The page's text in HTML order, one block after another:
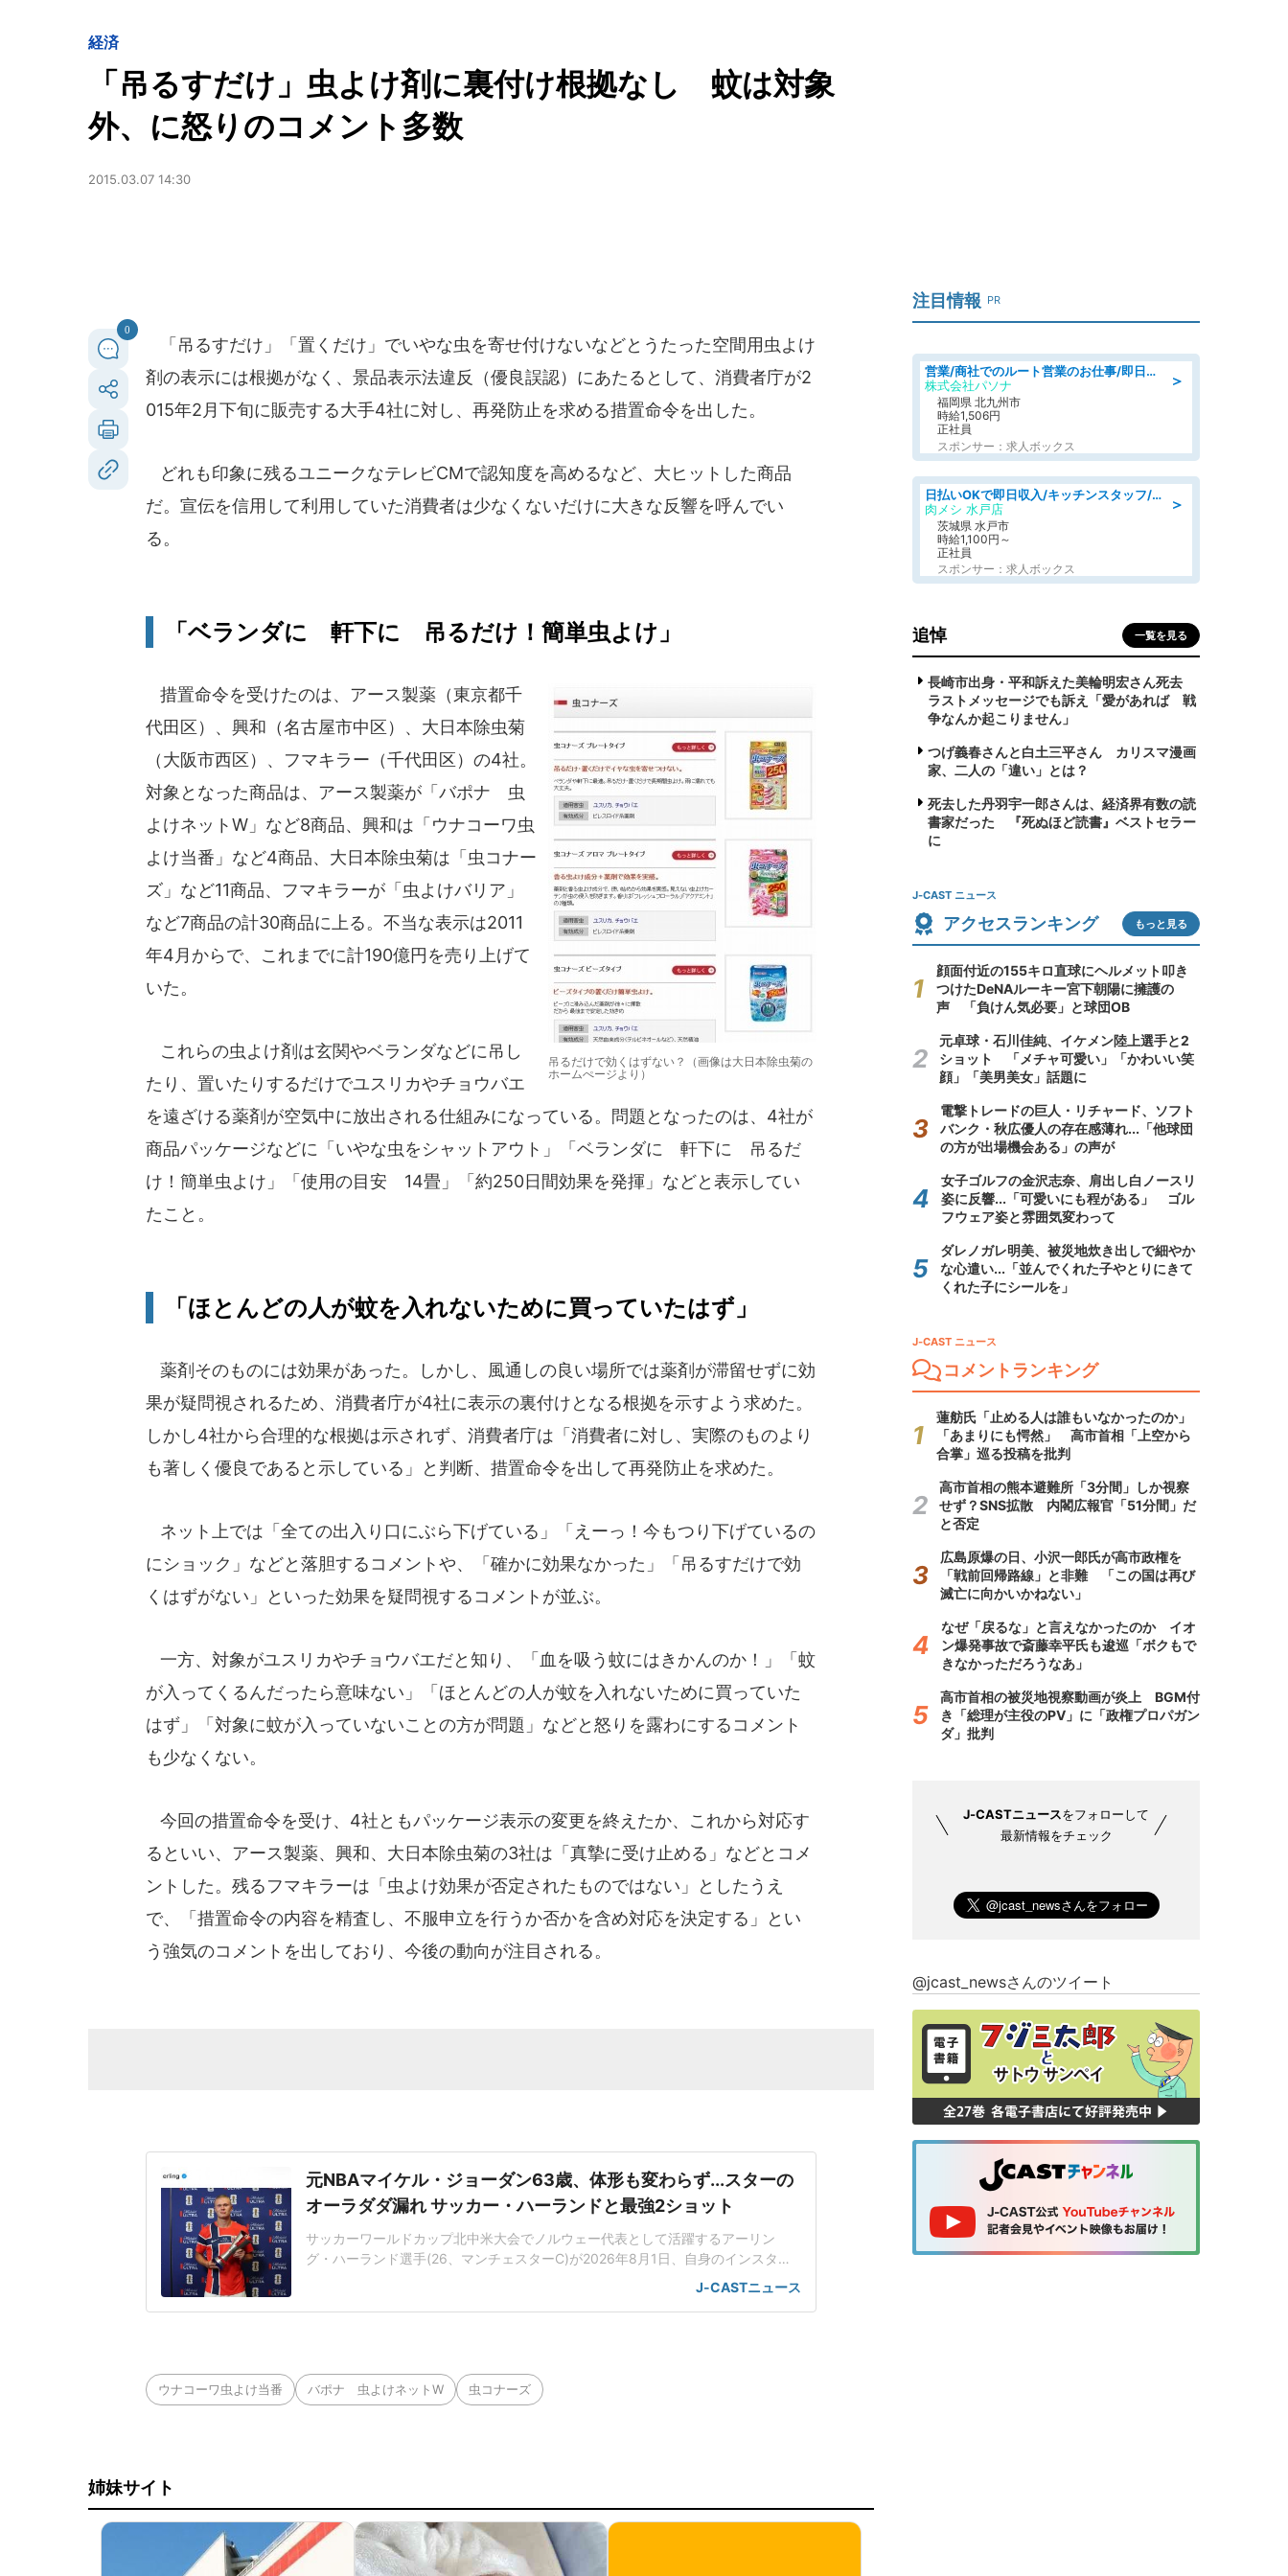
経済
「吊るすだけ」虫よけ剤に裏付け根拠なし 蚊は対象
外、に怒りのコメント多数
2015.03.07 14:30
0
「吊るすだけ」「置くだけ」でいやな虫を寄せ付けないなどとうたった空間用虫よけ
剤の表示には根拠がなく、景品表示法違反（優良誤認）にあたるとして、消費者庁が2
015年2月下旬に販売する大手4社に対し、再発防止を求める措置命令を出した。
どれも印象に残るユニークなテレビCMで認知度を高めるなど、大ヒットした商品
だ。宣伝を信用して利用していた消費者は少なくないだけに大きな反響を呼んでい
る。
「ベランダに 軒下に 吊るだけ！簡単虫よけ」
吊るだけで効くはずない？（画像は大日本除虫菊の
ホームぺージより）
措置命令を受けたのは、アース製薬（東京都千
代田区）、興和（名古屋市中区）、大日本除虫菊
（大阪市西区）、フマキラー（千代田区）の4社。
対象となった商品は、アース製薬が「バポナ 虫
よけネットW」など8商品、興和は「ウナコーワ虫
よけ当番」など4商品、大日本除虫菊は「虫コナー
ズ」など11商品、フマキラーが「虫よけバリア」
など7商品の計30商品に上る。不当な表示は2011
年4月からで、これまでに計190億円を売り上げて
いた。
これらの虫よけ剤は玄関やベランダなどに吊し
たり、置いたりするだけでユスリカやチョウバエ
を遠ざける薬剤が空気中に放出される仕組みになっている。問題となったのは、4社が
商品パッケージなどに「いやな虫をシャットアウト」「ベランダに 軒下に 吊るだ
け！簡単虫よけ」「使用の目安 14畳」「約250日間効果を発揮」などと表示してい
たこと。
「ほとんどの人が蚊を入れないために買っていたはず」
薬剤そのものには効果があった。しかし、風通しの良い場所では薬剤が滞留せずに効
果が疑問視されるため、消費者庁が4社に表示の裏付けとなる根拠を示すよう求めた。
しかし4社から合理的な根拠は示されず、消費者庁は「消費者に対し、実際のものより
も著しく優良であると示している」と判断、措置命令を出して再発防止を求めた。
ネット上では「全ての出入り口にぶら下げている」「えーっ！今もつり下げているの
にショック」などと落胆するコメントや、「確かに効果なかった」「吊るすだけで効
くはずがない」といった効果を疑問視するコメントが並ぶ。
一方、対象がユスリカやチョウバエだと知り、「血を吸う蚊にはきかんのか！」「蚊
が入ってくるんだったら意味ない」「ほとんどの人が蚊を入れないために買っていた
はず」「対象に蚊が入っていないことの方が問題」などと怒りを露わにするコメント
も少なくない。
今回の措置命令を受け、4社ともパッケージ表示の変更を終えたか、これから対応す
るといい、アース製薬、興和、大日本除虫菊の3社は「真摯に受け止める」などとコメ
ントした。残るフマキラーは「虫よけ効果が否定されたものではない」としたうえ
で、「措置命令の内容を精査し、不服申立を行うか否かを含め対応を決定する」とい
う強気のコメントを出しており、今後の動向が注目される。
元NBAマイケル・ジョーダン63歳、体形も変わらず...スターの
オーラダダ漏れ サッカー・ハーランドと最強2ショット
サッカーワールドカップ北中米大会でノルウェー代表として活躍するアーリン
グ・ハーランド選手(26、マンチェスターC)が2026年8月1日、自身のインスタグ
ラムを更新。NBAのレジェンド選手マイケル・ジョーダンさん(63)との肩組みシ
ョットを披露した。ハーランド&ジョーダンの肩組みショットハーランド選手は、
J-CASTニュース
ウナコーワ虫よけ当番 バポナ 虫よけネットW 虫コナーズ
姉妹サイト
注目情報 PR
＞
営業/商社でのルート営業のお仕事/即日勤務可/車通勤可/営業
株式会社パソナ
福岡県 北九州市
時給1,506円
正社員
スポンサー：求人ボックス
＞
日払いOKで即日収入/キッチンスタッフ/「原付免許必須」デリバリー業務など、自己成長可能な幅広い仕事に挑戦!髪型自由&ピアス・ネイルOK/茨城県/水戸市
肉メシ 水戸店
茨城県 水戸市
時給1,100円～
正社員
スポンサー：求人ボックス
追悼 一覧を見る
長崎市出身・平和訴えた美輪明宏さん死去
ラストメッセージでも訴え「愛があれば 戦
争なんか起こりません」
つげ義春さんと白土三平さん カリスマ漫画
家、二人の「違い」とは？
死去した丹羽宇一郎さんは、経済界有数の読
書家だった 『死ぬほど読書』ベストセラー
に
J-CAST ニュース
アクセスランキング もっと見る
顔面付近の155キロ直球にヘルメット叩き
つけたDeNAルーキー宮下朝陽に擁護の
声 「負けん気必要」と球団OB
元卓球・石川佳純、イケメン陸上選手と2
ショット 「メチャ可愛い」「かわいい笑
顔」「美男美女」話題に
電撃トレードの巨人・リチャード、ソフト
バンク・秋広優人の存在感薄れ...「他球団
の方が出場機会ある」の声が
女子ゴルフの金沢志奈、肩出し白ノースリ
姿に反響...「可愛いにも程がある」 ゴル
フウェア姿と雰囲気変わって
ダレノガレ明美、被災地炊き出しで細やか
な心遣い...「並んでくれた子やとりにきて
くれた子にシールを」
J-CAST ニュース
コメントランキング
蓮舫氏「止める人は誰もいなかったのか」
「あまりにも愕然」 高市首相「上空から
合掌」巡る投稿を批判
高市首相の熊本避難所「3分間」しか視察
せず？SNS拡散 内閣広報官「51分間」だ
と否定
広島原爆の日、小沢一郎氏が高市政権を
「戦前回帰路線」と非難 「この国は再び
滅亡に向かいかねない」
なぜ「戻るな」と言えなかったのか イオ
ン爆発事故で斎藤幸平氏も逡巡「ボクもで
きなかっただろうなあ」
高市首相の被災地視察動画が炎上 BGM付
き「総理が主役のPV」に「政権プロパガン
ダ」批判
J-CASTニュースをフォローして
最新情報をチェック
@jcast_newsさんのツイート